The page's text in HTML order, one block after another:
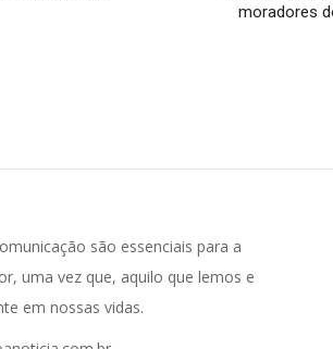
moradores
são essenciais para a
uma vez que, aquilo que lemos e
em nossas vidas.